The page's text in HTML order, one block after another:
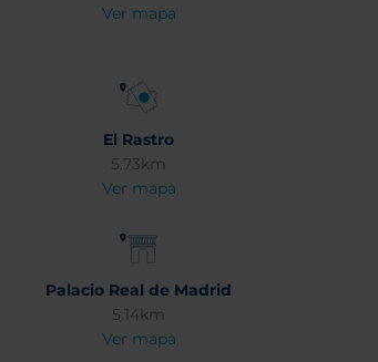
Ver mapa
El Rastro
5.73km
Ver mapa
Palacio Real de Madrid
5.14km
Ver mapa